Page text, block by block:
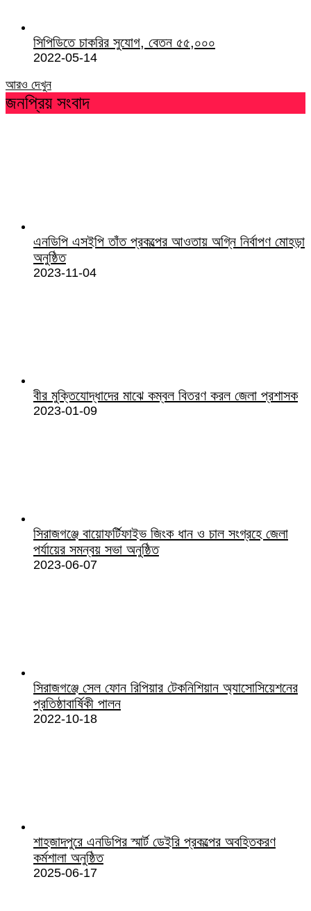
সিপিডিতে চাকরির সুযোগ, বেতন ৫৫,০০০
2022-05-14
আরও দেখুন
জনপ্রিয় সংবাদ
এনডিপি এসইপি তাঁত প্রকল্পের আওতায় অগ্নি নির্বাপণ মোহড়া
অনুষ্ঠিত
2023-11-04
বীর মুক্তিযোদ্ধাদের মাঝে কম্বল বিতরণ করল জেলা প্রশাসক
2023-01-09
সিরাজগঞ্জে বায়োফর্টিফাইভ জিংক ধান ও চাল সংগ্রহে জেলা
পর্যায়ের সমন্বয় সভা অনুষ্ঠিত
2023-06-07
সিরাজগঞ্জে সেল ফোন রিপিয়ার টেকনিশিয়ান অ্যাসোসিয়েশনের
প্রতিষ্ঠাবার্ষিকী পালন
2022-10-18
শাহজাদপুরে এনডিপির স্মার্ট ডেইরি প্রকল্পের অবহিতকরণ
কর্মশালা অনুষ্ঠিত
2025-06-17